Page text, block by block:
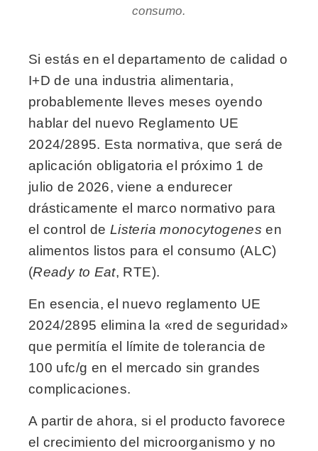
consumo.
Si estás en el departamento de calidad o
I+D de una industria alimentaria,
probablemente lleves meses oyendo
hablar del nuevo Reglamento UE
2024/2895. Esta normativa, que será de
aplicación obligatoria el próximo 1 de
julio de 2026, viene a endurecer
drásticamente el marco normativo para
el control deListeria monocytogenes en
alimentos listos para el consumo (ALC)
(Ready to Eat, RTE).
En esencia, el nuevo reglamento UE
2024/2895 elimina la «red de seguridad»
que permitía el límite de tolerancia de
100 ufc/g en el mercado sin grandes
complicaciones.
A partir de ahora, si el producto favorece
el crecimiento del microorganismo y no